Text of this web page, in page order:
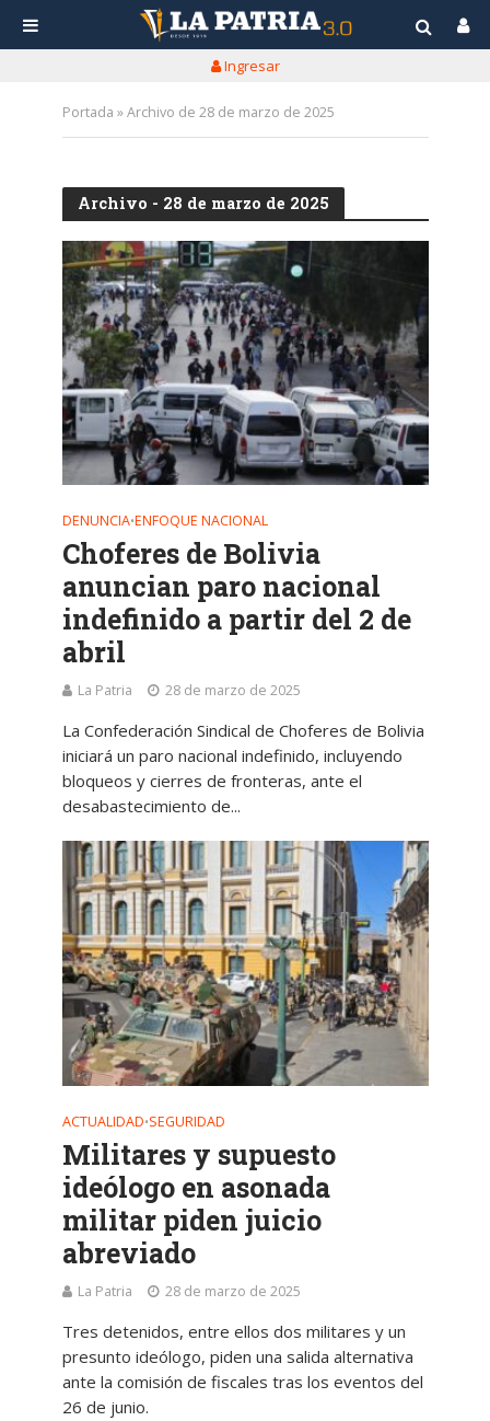
Ingresar
Portada »Archivo de 28 de marzo de 2025
Archivo - 28 de marzo de 2025
DENUNCIA•ENFOQUE NACIONAL
Choferes de Bolivia
anuncian paro nacional
indefinido a partir del 2 de
abril
La Patria 28 de marzo de 2025
La Confederación Sindical de Choferes de Bolivia
iniciará un paro nacional indefinido, incluyendo
bloqueos y cierres de fronteras, ante el
desabastecimiento de...
ACTUALIDAD•SEGURIDAD
Militares y supuesto
ideólogo en asonada
militar piden juicio
abreviado
La Patria 28 de marzo de 2025
Tres detenidos, entre ellos dos militares y un
presunto ideólogo, piden una salida alternativa
ante la comisión de fiscales tras los eventos del
26 de junio.